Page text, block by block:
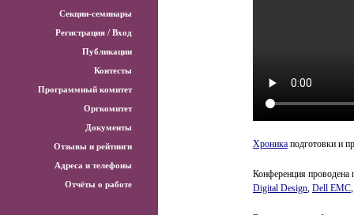
Хроника подготовки и
Конференция
Digital Design, Dell EMC
Секции-семинары
Регистрация / Вход
Публикации
Контесты
Программный комитет
Оргкомитет
Документы
Отзывы и рейтинги
Адреса и телефоны
Отчёты о работе